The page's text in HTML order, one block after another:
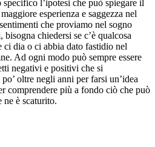
l’ipotesi che può spiegare il
esperienza e saggezza nel
che proviamo nel sogno
chiedersi se c’è qualcosa
dia o ci abbia dato fastidio nel
Ad ogni modo può sempre essere
negativi e positivi che si
oltre negli anni per farsi un’idea
comprendere più a fondo ciò che può
ne è scaturito.